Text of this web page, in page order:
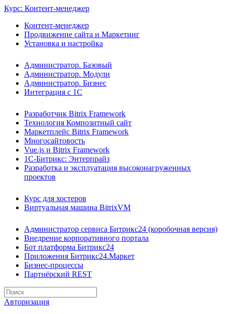
Курс: Контент-менеджер
Контент-менеджер
Продвижение сайта и Маркетинг
Установка и настройка
Администратор. Базовый
Администратор. Модули
Администратор. Бизнес
Интеграция с 1С
Разработчик Bitrix Framework
Технология Композитный сайт
Маркетплейс Bitrix Framework
Многосайтовость
Vue.js и Bitrix Framework
1С-Битрикс: Энтерпрайз
Разработка и эксплуатация высоконагруженных
проектов
Курс для хостеров
Виртуальная машина BitrixVM
Администратор сервиса Битрикс24 (коробочная версия)
Внедрение корпоративного портала
Бот платформа Битрикс24
Приложения Битрикс24.Маркет
Бизнес-процессы
Партнёрский REST
Авторизация